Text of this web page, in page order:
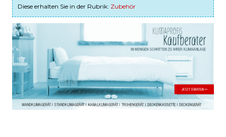
Diese erhalten Sie in der Rubrik: Zubehör